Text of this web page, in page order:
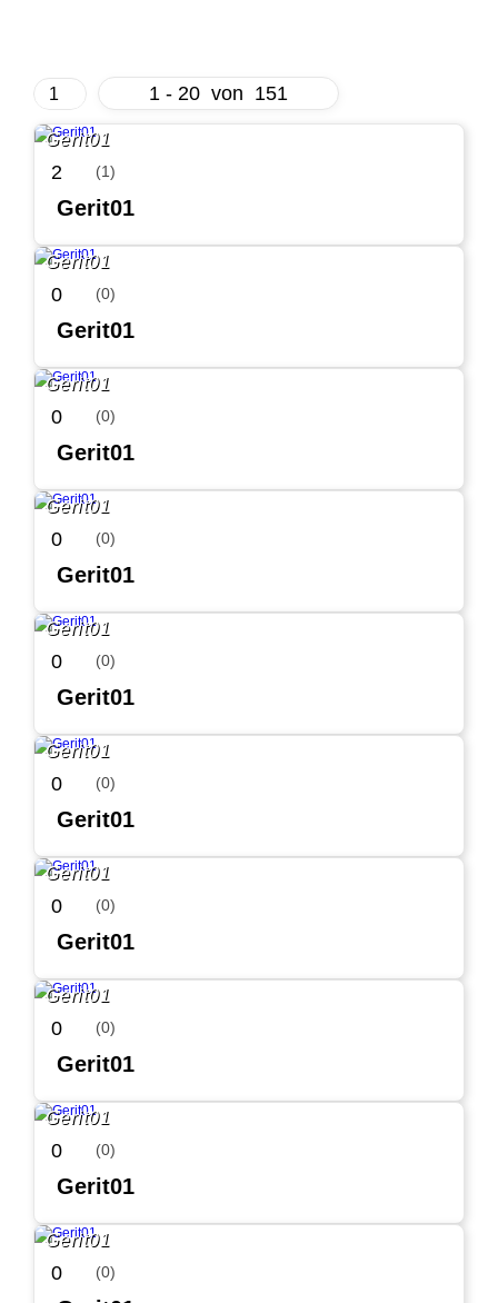
1 - 20 von 151
Gerit01
2 (1)
Gerit01
Gerit01
0 (0)
Gerit01
Gerit01
0 (0)
Gerit01
Gerit01
0 (0)
Gerit01
Gerit01
0 (0)
Gerit01
Gerit01
0 (0)
Gerit01
Gerit01
0 (0)
Gerit01
Gerit01
0 (0)
Gerit01
Gerit01
0 (0)
Gerit01
Gerit01
0 (0)